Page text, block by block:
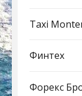
Taxi
Финтех
Форекс